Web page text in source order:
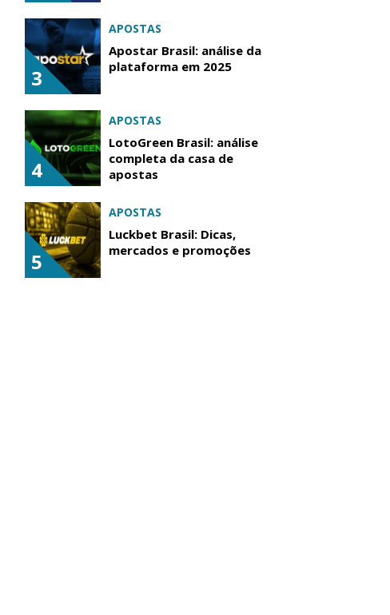
3
APOSTAS
Apostar Brasil: análise da
plataforma em 2025
4
APOSTAS
LotoGreen Brasil: análise
completa da casa de
apostas
5
APOSTAS
Luckbet Brasil: Dicas,
mercados e promoções